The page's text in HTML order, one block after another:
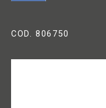
COD. 806750